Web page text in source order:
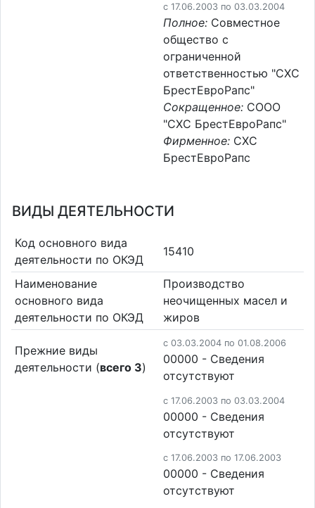
c 17.06.2003 по 03.03.2004
Полное: Совместное
общество с
ограниченной
ответственностью "СХС
БрестЕвроРапс"
Сокращенное: СООО
"СХС БрестЕвроРапс"
Фирменное: СХС
БрестЕвроРапс
ВИДЫ ДЕЯТЕЛЬНОСТИ
Код основного вида
деятельности по ОКЭД
15410
Наименование
основного вида
деятельности по ОКЭД
Производство
неочищенных масел и
жиров
Прежние виды
деятельности (всего 3)
c 03.03.2004 по 01.08.2006
00000 - Cведения
отсутствуют
c 17.06.2003 по 03.03.2004
00000 - Cведения
отсутствуют
c 17.06.2003 по 17.06.2003
00000 - Cведения
отсутствуют